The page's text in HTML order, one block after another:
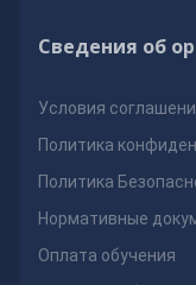
Сведения об
Условия
Политика
Политика
Нормативные
Оплата обучения